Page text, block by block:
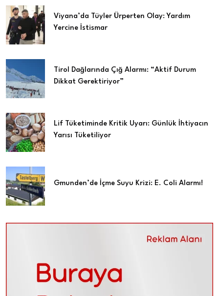
Viyana’da Tüyler Ürperten Olay: Yardım
Yercine İstismar
Tirol Dağlarında Çığ Alarmı: “Aktif Durum
Dikkat Gerektiriyor”
Lif Tüketiminde Kritik Uyarı: Günlük İhtiyacın
Yarısı Tüketiliyor
Gmunden’de İçme Suyu Krizi: E. Coli Alarmı!